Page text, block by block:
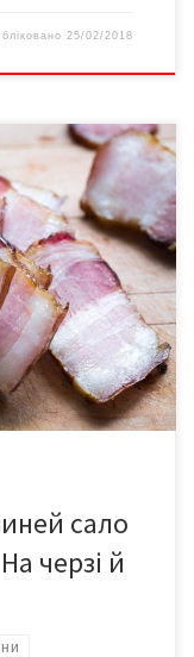
25/02/2018
м’яса стали
ціни
зросла в ціні
з минулим роком
сало
черзі й